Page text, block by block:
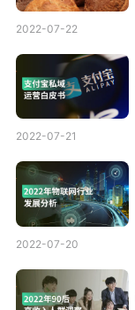
行业洞察
品牌消费观
新零售资讯
培训课程
私域课程
增长俱乐部
增长俱乐部
2022-07-22
2022-07-21
2022-07-20